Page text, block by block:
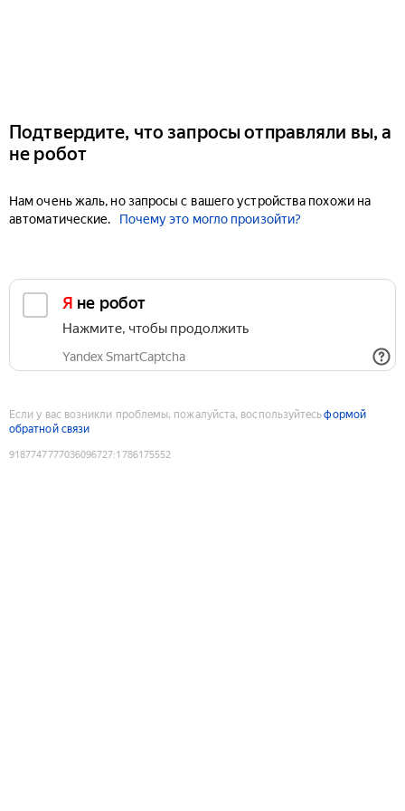
Подтвердите, что запросы отправляли вы, а
не робот
Нам очень жаль, но запросы с вашего устройства похожи на
автоматические.
Почему это могло произойти?
Я не робот
Нажмите, чтобы продолжить
Yandex SmartCaptcha
Если у вас возникли проблемы, пожалуйста, воспользуйтесьформой
обратной связи
9187747777036096727:1786175552